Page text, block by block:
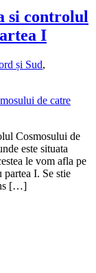
si controlul
I
și Sud,
Cosmosului de
este situata
le vom afla pe
I. Se stie
[…]